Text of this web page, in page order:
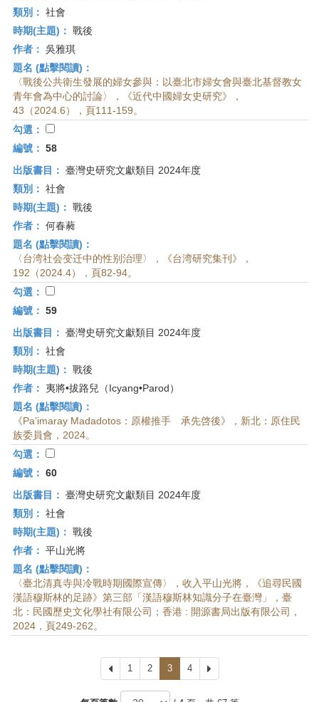
類別： 社會
時期(主題)： 戰後
作者： 吳雅琪
題名 (點擊閱讀)：
〈戰後公共衛生發展的婦女參與：以臺北市婦女會與臺北基督教女
青年會為中心的討論〉，《近代中國婦女史研究》，
43（2024.6），頁111-159。
勾選：
編號： 58
出版書目： 臺灣史研究文獻類目 2024年度
類別： 社會
時期(主題)： 戰後
作者： 何春蕤
題名 (點擊閱讀)：
〈台湾社会变迁中的性别治理〉，《台湾研究集刊》，
192（2024.4），頁82-94。
勾選：
編號： 59
出版書目： 臺灣史研究文獻類目 2024年度
類別： 社會
時期(主題)： 戰後
作者： 夷將•拔路兒（Icyang•Parod）
題名 (點擊閱讀)：
《Pa’imaray Madadotos：原權推手 承先啓後》，新北：原住民
族委員會，2024。
勾選：
編號： 60
出版書目： 臺灣史研究文獻類目 2024年度
類別： 社會
時期(主題)： 戰後
作者： 平山光將
題名 (點擊閱讀)：
〈臺北清真寺與冷戰時期國際宣傳〉，收入平山光將，《追尋民國
漢語穆斯林的足跡》第三部「漢語穆斯林知識分子在臺灣」，臺
北：民國歷史文化學社有限公司；香港 : 開源書局出版有限公司，
2024，頁249-262。
上
一
頁
1 2 3 4
下
一